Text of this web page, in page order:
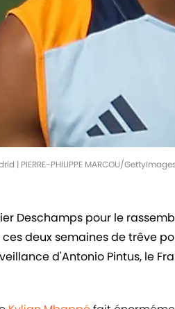
| PIERRE-PHILIPPE MARCOU/
Deschamps pour le
deux semaines de trêve
d'Antonio Pintus, le